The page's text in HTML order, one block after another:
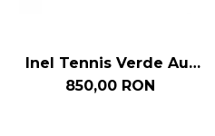
Inel Tennis Verde Aur
14k
850,00 RON